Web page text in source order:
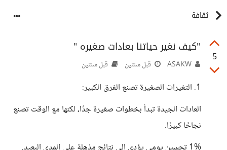
ثقافة
5
"كيف نغير حياتنا بعادات صغيره "
قبل سنتين قبل سنتين
1. التغيرات الصغيرة تصنع الفرق الكبير:
العادات الجيدة تبدأ بخطوات صغيرة جدًا، لكنها مع الوقت تصنع
نجاحًا كبيرًا.